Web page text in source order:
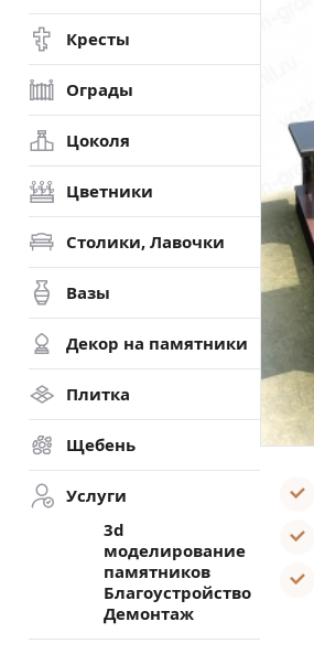
Кресты
Ограды
Цоколя
Цветники
Столики, Лавочки
Вазы
Декор на памятники
Плитка
Щебень
Услуги
3d
моделирование
памятников
Благоустройство
Демонтаж